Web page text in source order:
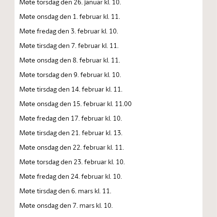
Møte onsdag den 1. februar kl. 11.
Møte fredag den 3. februar kl. 10.
Møte tirsdag den 7. februar kl. 11.
Møte onsdag den 8. februar kl. 11.
Møte torsdag den 9. februar kl. 10.
Møte tirsdag den 14. februar kl. 11.
Møte onsdag den 15. februar kl. 11.00
Møte fredag den 17. februar kl. 10.
Møte tirsdag den 21. februar kl. 13.
Møte onsdag den 22. februar kl. 11.
Møte torsdag den 23. februar kl. 10.
Møte fredag den 24. februar kl. 10.
Møte tirsdag den 6. mars kl. 11.
Møte onsdag den 7. mars kl. 10.